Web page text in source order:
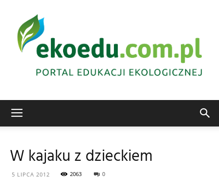
W kajaku z dzieckiem
5 LIPCA 2012 2063 0